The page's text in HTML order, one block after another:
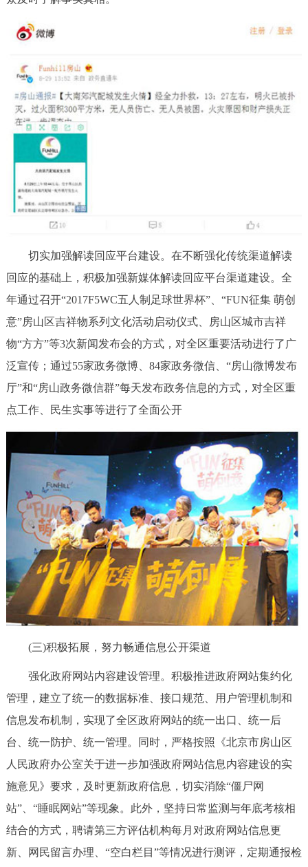
切实加强解读回应平台建设。在不断强化传统渠道解读
回应的基础上，积极加强新媒体解读回应平台渠道建设。全
年通过召开“2017F5WC五人制足球世界杯”、“FUN征集 萌创
意”房山区吉祥物系列文化活动启动仪式、房山区城市吉祥
物“方方”等3次新闻发布会的方式，对全区重要活动进行了广
泛宣传；通过55家政务微博、84家政务微信、“房山微博发布
厅”和“房山政务微信群”每天发布政务信息的方式，对全区重
点工作、民生实事等进行了全面公开
(三)积极拓展，努力畅通信息公开渠道
强化政府网站内容建设管理。积极推进政府网站集约化
管理，建立了统一的数据标准、接口规范、用户管理机制和
信息发布机制，实现了全区政府网站的统一出口、统一后
台、统一防护、统一管理。同时，严格按照《北京市房山区
人民政府办公室关于进一步加强政府网站信息内容建设的实
施意见》要求，及时更新政府信息，切实消除“僵尸网
站”、“睡眠网站”等现象。此外，坚持日常监测与年底考核相
结合的方式，聘请第三方评估机构每月对政府网站信息更
新、网民留言办理、“空白栏目”等情况进行测评，定期通报检